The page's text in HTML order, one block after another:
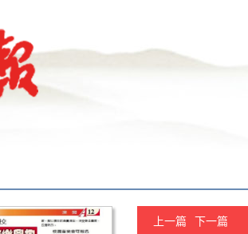
上一篇 下一篇